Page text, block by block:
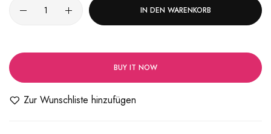
IN DEN WARENKORB
BUY IT NOW
Zur Wunschliste hinzufügen